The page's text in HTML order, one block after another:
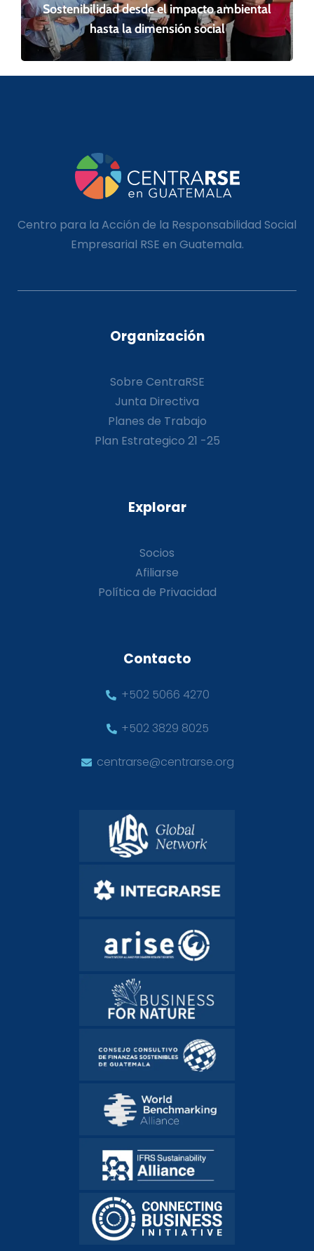
Sostenibilidad desde el impacto ambiental
hasta la dimensión social
Centro para la Acción de la Responsabilidad Social
Empresarial RSE en Guatemala.
Organización
Sobre CentraRSE
Junta Directiva
Planes de Trabajo
Plan Estrategico 21 -25
Explorar
Socios
Afiliarse
Política de Privacidad
Contacto
+502 5066 4270
+502 3829 8025
centrarse@centrarse.org